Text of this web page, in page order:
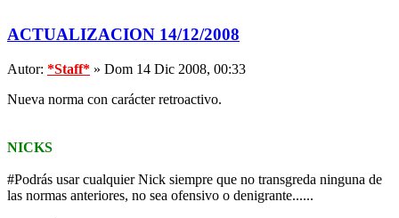
ACTUALIZACION 14/12/2008
Autor: *Staff* » Dom 14 Dic 2008, 00:33
Nueva norma con carácter retroactivo.
NICKS
#Podrás usar cualquier Nick siempre que no transgreda ninguna de
las normas anteriores, no sea ofensivo o denigrante......